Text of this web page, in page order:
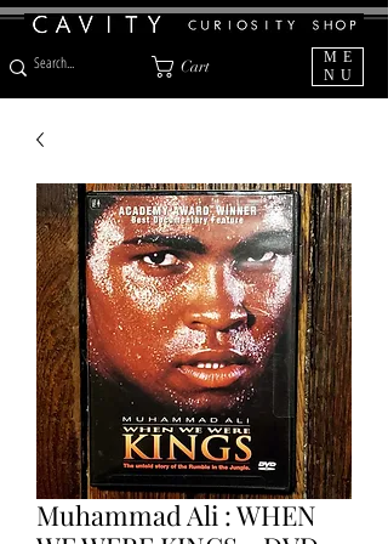
Cart
ME
NU
Muhammad Ali : WHEN